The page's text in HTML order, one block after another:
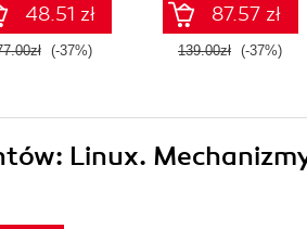
48.51 zł
(-37%)
87.57 zł
139.00zł (-37%)
Linux.